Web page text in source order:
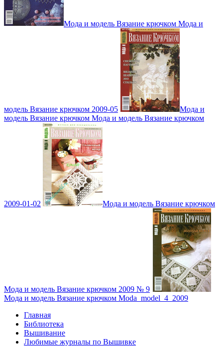
Мода и модель Вязание крючком Мода и
модель Вязание крючком 2009-05
Мода и
модель Вязание крючком Мода и модель Вязание крючком
2009-01-02 Мода и модель Вязание крючком
Мода и модель Вязание крючком 2009 № 9
Мода и модель Вязание крючком Moda_model_4_2009
Главная
Библиотека
Вышивание
Любимые журналы по Вышивке